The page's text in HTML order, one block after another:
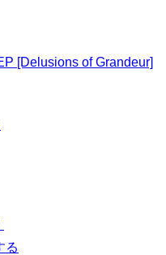
[Delusions of Grandeur]
る